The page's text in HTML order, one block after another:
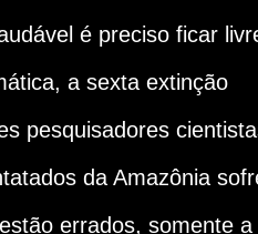
é preciso ficar
a sexta extinção
pesquisadores
da Amazônia
errados, somente